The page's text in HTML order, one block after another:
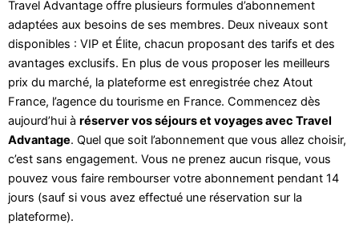
Travel Advantage offre plusieurs formules d’abonnement
adaptées aux besoins de ses membres. Deux niveaux sont
disponibles : VIP et Élite, chacun proposant des tarifs et des
avantages exclusifs. En plus de vous proposer les meilleurs
prix du marché, la plateforme est enregistrée chez Atout
France, l’agence du tourisme en France. Commencez dès
aujourd’hui à réserver vos séjours et voyages avec Travel
Advantage. Quel que soit l’abonnement que vous allez choisir,
c’est sans engagement. Vous ne prenez aucun risque, vous
pouvez vous faire rembourser votre abonnement pendant 14
jours (sauf si vous avez effectué une réservation sur la
plateforme).